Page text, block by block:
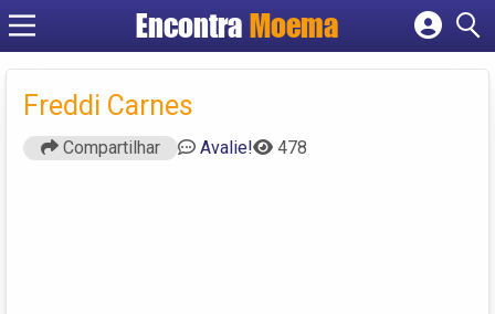
Encontra Moema
Freddi Carnes
Compartilhar Avalie! 478